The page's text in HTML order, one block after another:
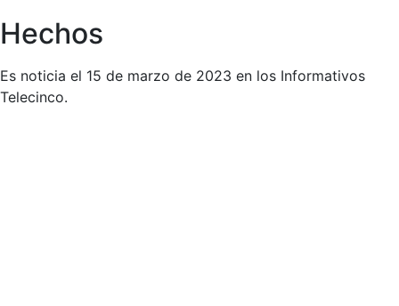
Hechos
Es noticia el 15 de marzo de 2023 en los Informativos
Telecinco.